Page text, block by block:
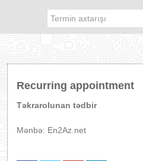
Recurring appointment
Təkrarolunan tədbir
Mənbə: En2Az.net